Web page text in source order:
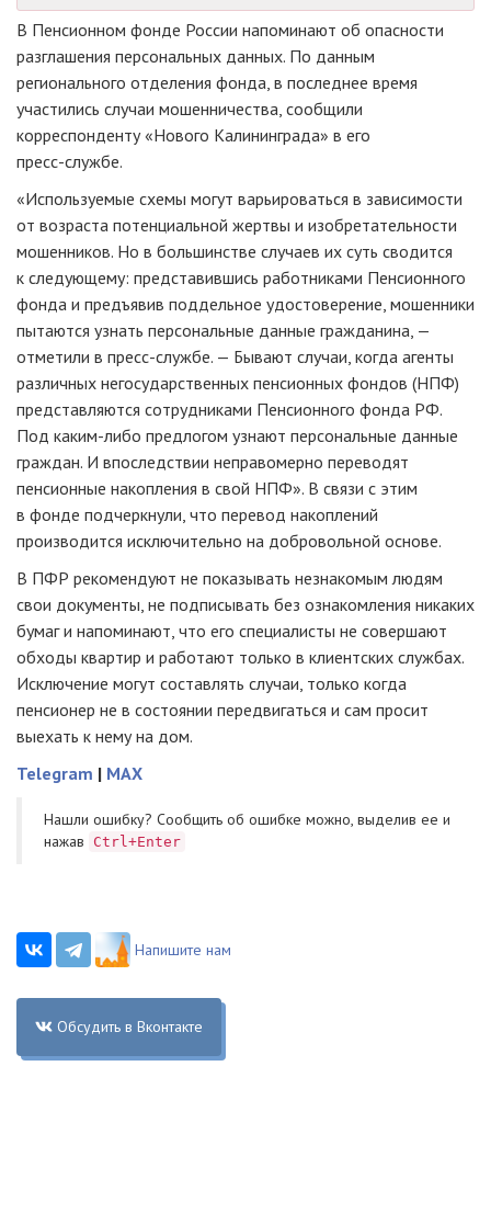
В Пенсионном фонде России напоминают об опасности
разглашения персональных данных. По данным
регионального отделения фонда, в последнее время
участились случаи мошенничества, сообщили
корреспонденту «Нового Калининграда» в его
пресс-службе.
«Используемые схемы могут варьироваться в зависимости
от возраста потенциальной жертвы и изобретательности
мошенников. Но в большинстве случаев их суть сводится
к следующему: представившись работниками Пенсионного
фонда и предъявив поддельное удостоверение, мошенники
пытаются узнать персональные данные гражданина, —
отметили в пресс-службе. — Бывают случаи, когда агенты
различных негосударственных пенсионных фондов (НПФ)
представляются сотрудниками Пенсионного фонда РФ.
Под каким-либо предлогом узнают персональные данные
граждан. И впоследствии неправомерно переводят
пенсионные накопления в свой НПФ». В связи с этим
в фонде подчеркнули, что перевод накоплений
производится исключительно на добровольной основе.
В ПФР рекомендуют не показывать незнакомым людям
свои документы, не подписывать без ознакомления никаких
бумаг и напоминают, что его специалисты не совершают
обходы квартир и работают только в клиентских службах.
Исключение могут составлять случаи, только когда
пенсионер не в состоянии передвигаться и сам просит
выехать к нему на дом.
Telegram | MAX
Нашли ошибку? Cообщить об ошибке можно, выделив ее и
нажав
Ctrl+Enter
Напишите нам
Обсудить в Вконтакте